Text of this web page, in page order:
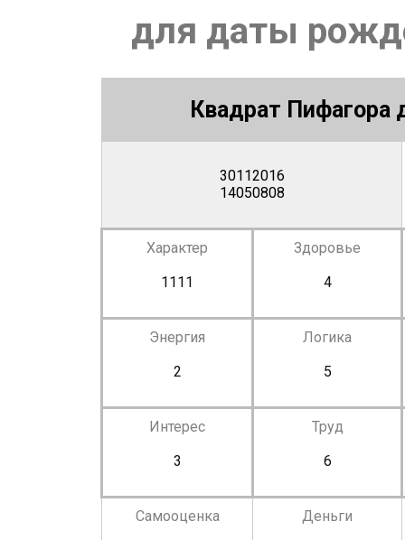
для даты
Квадрат Пифагора
30112016
14050808
Характер
1111
Здоровье
4
Энергия
2
Логика
5
Интерес
3
Труд
6
Самооценка
Деньги